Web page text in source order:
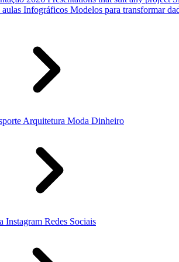
aulas Infográficos Modelos para transformar
Arquitetura Moda Dinheiro
Instagram Redes Sociais